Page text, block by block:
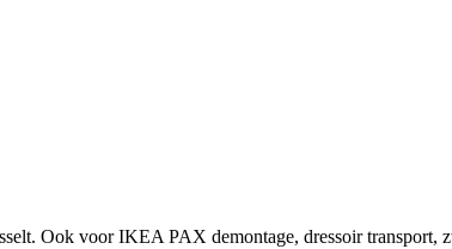
Ook voor IKEA PAX demontage, dressoir transport,